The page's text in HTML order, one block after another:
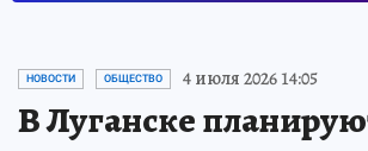
НОВОСТИ ОБЩЕСТВО 4 июля 2026 14:05
В Луганске